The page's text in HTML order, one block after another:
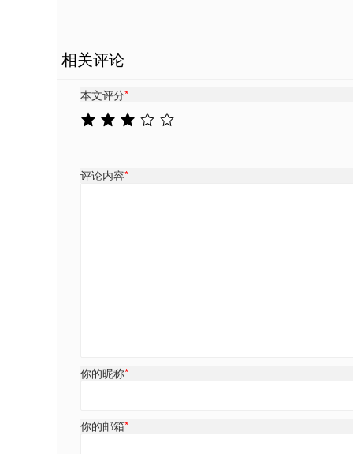
相关评论
本文评分*
评论内容*
你的昵称*
你的邮箱*